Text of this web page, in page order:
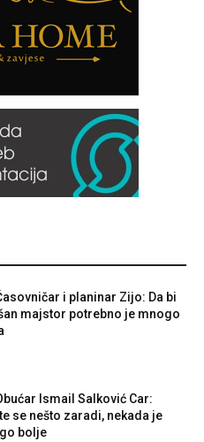
i planinar Zijo: Da bi
majstor potrebno je mnogo
Ismail Salković Car:
se nešto zaradi, nekada je
bolje